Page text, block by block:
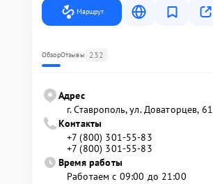
Маршрут
ОбзорОтзывы 232
Адрес
г. Ставрополь, ул. Доваторцев, 61
Контакты
+7 (800) 301-55-83
+7 (800) 301-55-83
Время работы
Работаем с 09:00 до 21:00